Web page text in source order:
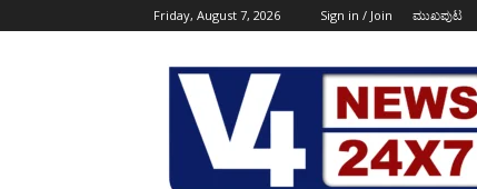
Friday, August 7, 2026 Sign in / Join ಮುಖಪುಟ